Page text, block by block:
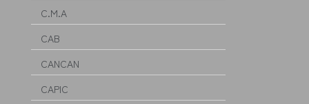
C.M.A
CAB
CANCAN
CAPIC